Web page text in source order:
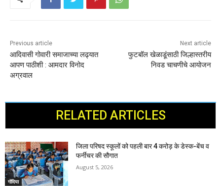
Previous article
आदिवासी गोवारी समाजाच्या लढ्यात
आपण पाठीशी : आमदार विनोद
अग्रवाल
Next article
फुटबॉल खेळाडूंसाठी जिल्हास्तरीय
निवड चाचणीचे आयोजन
RELATED ARTICLES
गोंदिया
जिला परिषद स्कूलों को पहली बार 4 करोड़ के डेस्क-बेंच व
फर्नीचर की सौगात
August 5, 2026